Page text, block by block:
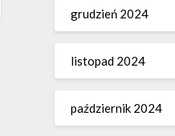
grudzień 2024
listopad 2024
październik 2024